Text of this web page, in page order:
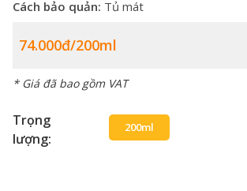
Cách bảo quản: Tủ mát
74.000đ/200ml
* Giá đã bao gồm VAT
Trọng
lượng:
200ml